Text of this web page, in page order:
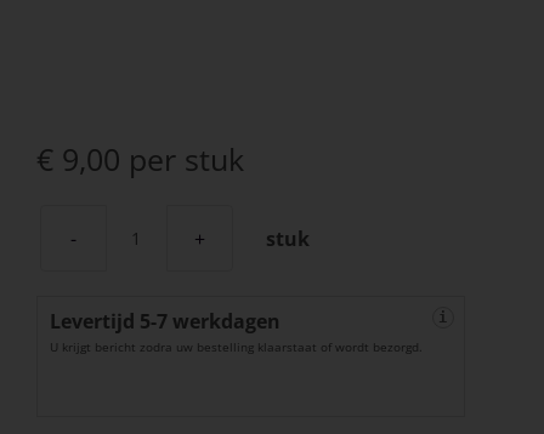
€9,00 per stuk
Decor
Xl
Mosselkalk
stuk
Levertijd 5-7 werkdagen
U krijgt bericht zodra uw bestelling klaarstaat of wordt bezorgd.
i